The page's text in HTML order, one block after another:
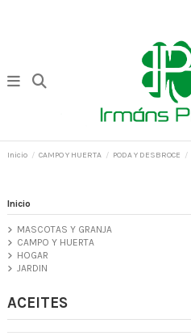
Inicio CAMPO Y HUERTA PODA Y DESBROCE
ACEITES
Inicio
MASCOTAS Y GRANJA
CAMPO Y HUERTA
HOGAR
JARDIN